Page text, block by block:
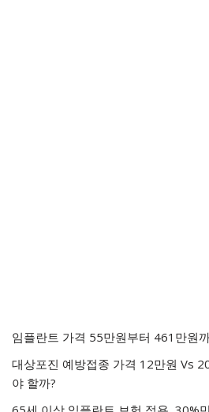
임플란트 가격 55만원부터 461만원
대상포진 예방접종 가격 12만원 Vs
야 할까?